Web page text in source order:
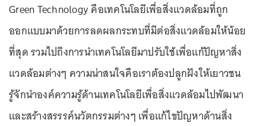
Green Technology คือเทคโนโลยีเพื่อสิ่งแวดล้อมที่ถูก
ออกแบบมาด้วยการลดผลกระทบที่มีต่อสิ่งแวดล้อมให้น้อย
ที่สุด รวมไปถึงการนำเทคโนโลยีมาปรับใช้เพื่อแก้ปัญหาสิ่ง
แวดล้อมต่างๆ ความน่าสนใจคือเราต้องปลูกฝังให้เยาวชน
รู้จักนำองค์ความรู้ด้านเทคโนโลยีเพื่อสิ่งแวดล้อมไปพัฒนา
และสร้างสรรรค์นวัตกรรมต่างๆ เพื่อแก้ไขปัญหาด้านสิ่ง